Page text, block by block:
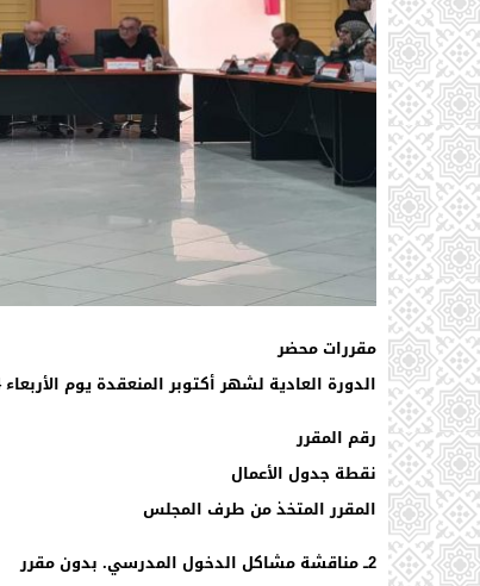
مقررات محضر
الدورة العادية لشهر أكتوبر المنعقدة يوم الأربعاء 04 أكتوبر 2023.
رقم المقرر
نقطة جدول الأعمال
المقرر المتخذ من طرف المجلس
2ــ مناقشة مشاكل الدخول المدرسي. بدون مقرر